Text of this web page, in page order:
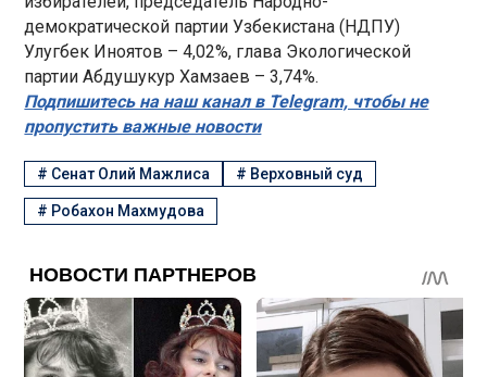
демократической партии Узбекистана (НДПУ)
Улугбек Иноятов – 4,02%, глава Экологической
партии Абдушукур Хамзаев – 3,74%.
Подпишитесь на наш канал в Telegram, чтобы не
пропустить важные новости
# Сенат Олий Мажлиса # Верховный суд
# Робахон Махмудова